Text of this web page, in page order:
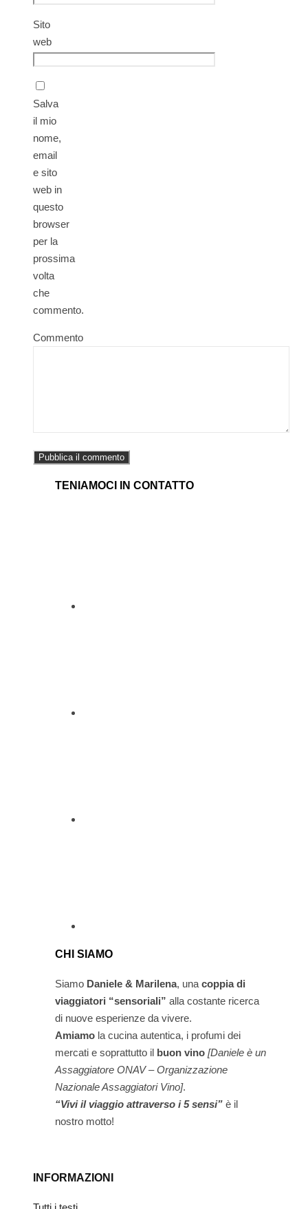
Sito
web
Salva
il mio
nome,
email
e sito
web in
questo
browser
per la
prossima
volta
che
commento.
Commento
TENIAMOCI IN CONTATTO
CHI SIAMO
Siamo Daniele & Marilena, una coppia di
viaggiatori “sensoriali” alla costante ricerca
di nuove esperienze da vivere.
Amiamo la cucina autentica, i profumi dei
mercati e soprattutto il buon vino [Daniele è un
Assaggiatore ONAV – Organizzazione
Nazionale Assaggiatori Vino].
“Vivi il viaggio attraverso i 5 sensi” è il
nostro motto!
INFORMAZIONI